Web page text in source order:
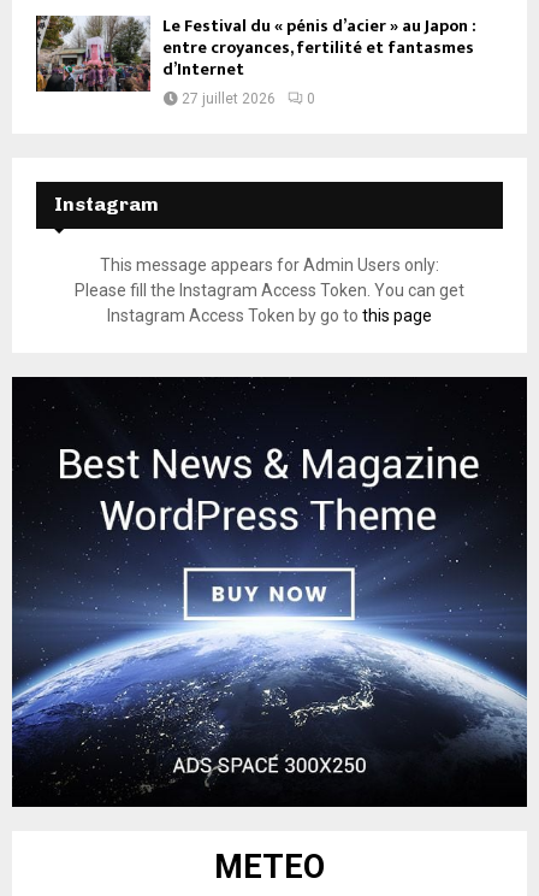
Le Festival du « pénis d’acier » au Japon :
entre croyances, fertilité et fantasmes
d’Internet
27 juillet 2026 0
Instagram
This message appears for Admin Users only:
Please fill the Instagram Access Token. You can get
Instagram Access Token by go to this page
METEO